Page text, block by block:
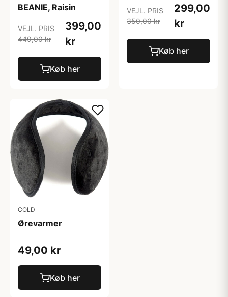
BEANIE, Raisin
VEJL. PRIS
449,00 kr
399,00
kr
Køb her
VEJL. PRIS
350,00 kr
299,00
kr
Køb her
COLD
Ørevarmer
49,00 kr
Køb her